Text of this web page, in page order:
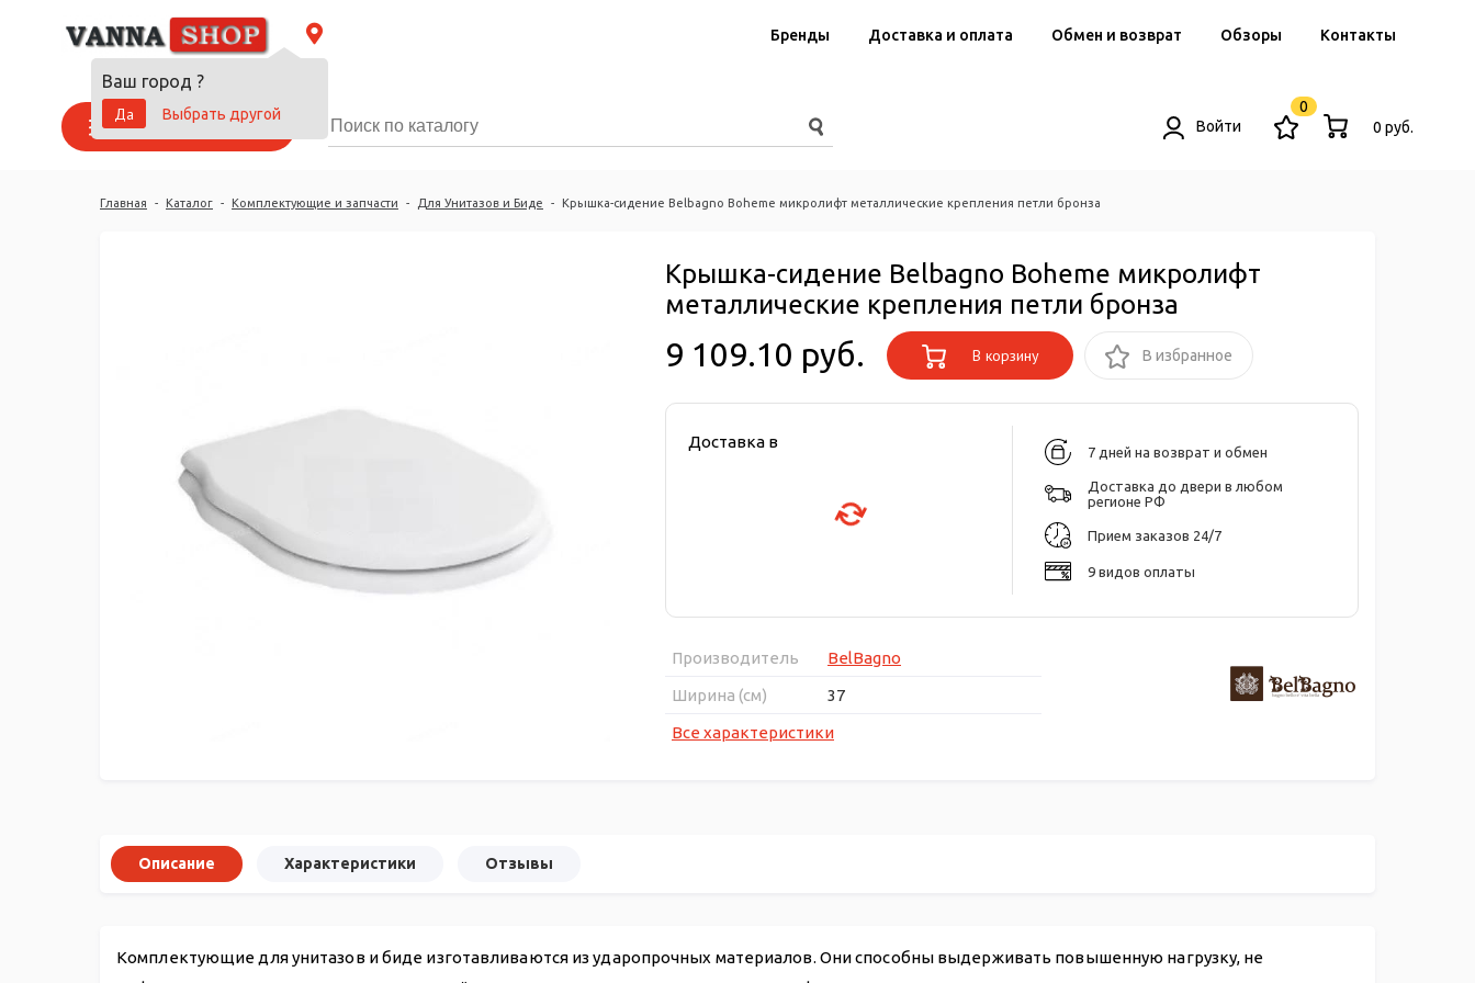
Ваш город ?
Да
Выбрать другой
Бренды Доставка и оплата Обмен и возврат Обзоры Контакты
Каталог товаров Войти
0
0 руб.
Главная - Каталог - Комплектующие и запчасти - Для Унитазов и Биде - Крышка-сидение Belbagno Boheme микролифт металлические крепления петли бронза
Крышка-сидение Belbagno Boheme микролифт
металлические крепления петли бронза
9 109.10 руб. В корзину В избранное
Доставка в
7 дней на возврат и обмен
Доставка до двери в любом
регионе РФ
Прием заказов 24/7
9 видов оплаты
Производитель
BelBagno
Ширина (см)
37
Все характеристики
Описание Характеристики Отзывы
Комплектующие для унитазов и биде изготавливаются из ударопрочных материалов. Они способны выдерживать повышенную нагрузку, не